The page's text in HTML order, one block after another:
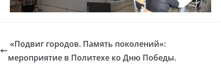
«Подвиг городов. Память поколений»:
мероприятие в Политехе ко Дню Победы.